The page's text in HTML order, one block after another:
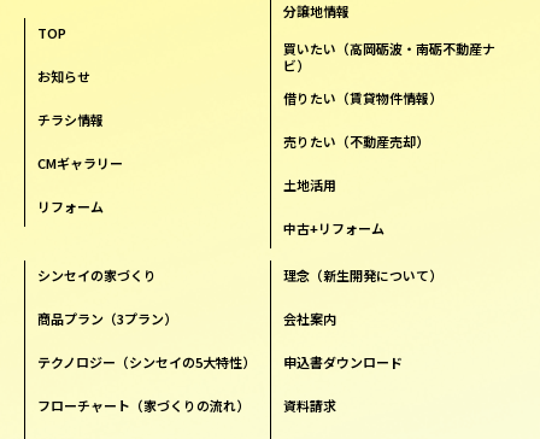
TOP
お知らせ
チラシ情報
CMギャラリー
リフォーム
分譲地情報
買いたい（高岡砺波・南砺不動産ナ
ビ）
借りたい（賃貸物件情報）
売りたい（不動産売却）
土地活用
中古+リフォーム
シンセイの家づくり
商品プラン（3プラン）
テクノロジー（シンセイの5大特性）
フローチャート（家づくりの流れ）
理念（新生開発について）
会社案内
申込書ダウンロード
資料請求